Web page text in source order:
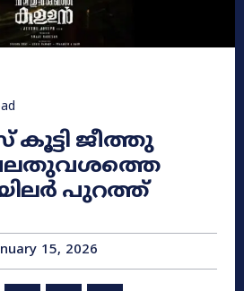
ജീത്തു
പുറത്ത്
15, 2026